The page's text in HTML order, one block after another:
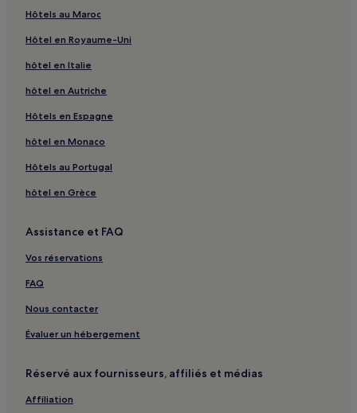
Sao Pedro do Sul : hôtels
Salgado Filho : hôtels
Nova Santa Marta : hôtels
Divine Providence : hôtels
Carolina : hôtels
Bonfim : hôtels
Riveira : hôtels
Oliveira : hôtels
Pinheiro Machado : hôtels
Agroindustriel : hôtels
Hôtels au Maroc
Hôtel en Royaume-Uni
hôtel en Italie
hôtel en Autriche
Hôtels en Espagne
hôtel en Monaco
Hôtels au Portugal
hôtel en Grèce
Assistance et FAQ
Vos réservations
FAQ
Nous contacter
Évaluer un hébergement
Réservé aux fournisseurs, affiliés et médias
Affiliation